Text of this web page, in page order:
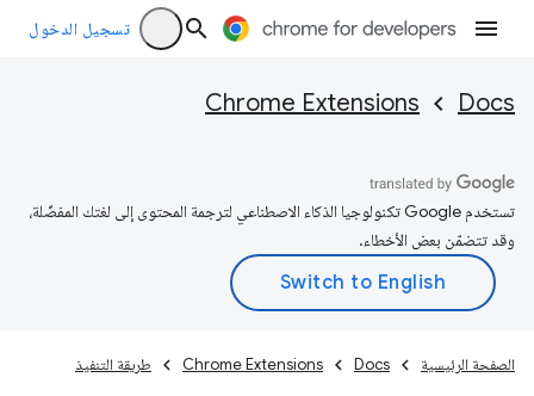
تسجيل الدخول
Docs
Chrome Extensions
تستخدم Google تكنولوجيا الذكاء الاصطناعي لترجمة المحتوى إلى لغتك المفضّلة،
وقد تتضمّن بعض الأخطاء.
الصفحة الرئيسية Docs
Chrome Extensions طريقة التنفيذ